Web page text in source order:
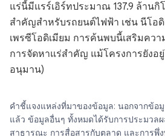
แร่นี้มีแรร์เอิร์ทประมาณ 137.9 ล้านกิ
สำคัญสำหรับรถยนต์ไฟฟ้า เช่น นีโอดิ
เพรซีโอดิเมียม การค้นพบนี้เสริมคว
การจัดหาแร่สำคัญ แม้โครงการยังอ
อนุมาน)
คำชี้แจงแหล่งที่มาของข้อมูล: นอกจากข้อ
แล้ว ข้อมูลอื่นๆ ทั้งหมดได้รับการประมวล
สาธารณะ การสื่อสารกับตลาด และการพึ่